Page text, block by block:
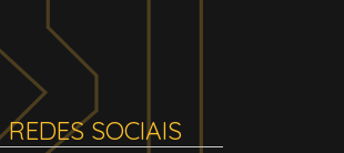
REDES SOCIAIS